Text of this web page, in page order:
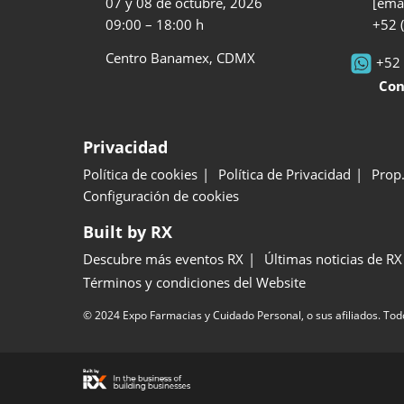
09:00 – 18:00 h
Centro Banamex, CDMX
+52
+52
Privacidad
Política de cookies Política de Privacidad
Configuración de cookies
Built by RX
Descubre más eventos RX
Últimas noticias de RX
Términos y condiciones del Website
© 2024 Expo Farmacias y Cuidado Personal, o sus afiliados.